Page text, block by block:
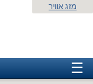
מזג אוויר
☰